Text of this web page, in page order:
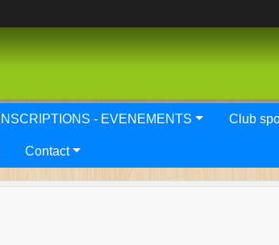
INSCRIPTIONS - EVENEMENTS
Contact